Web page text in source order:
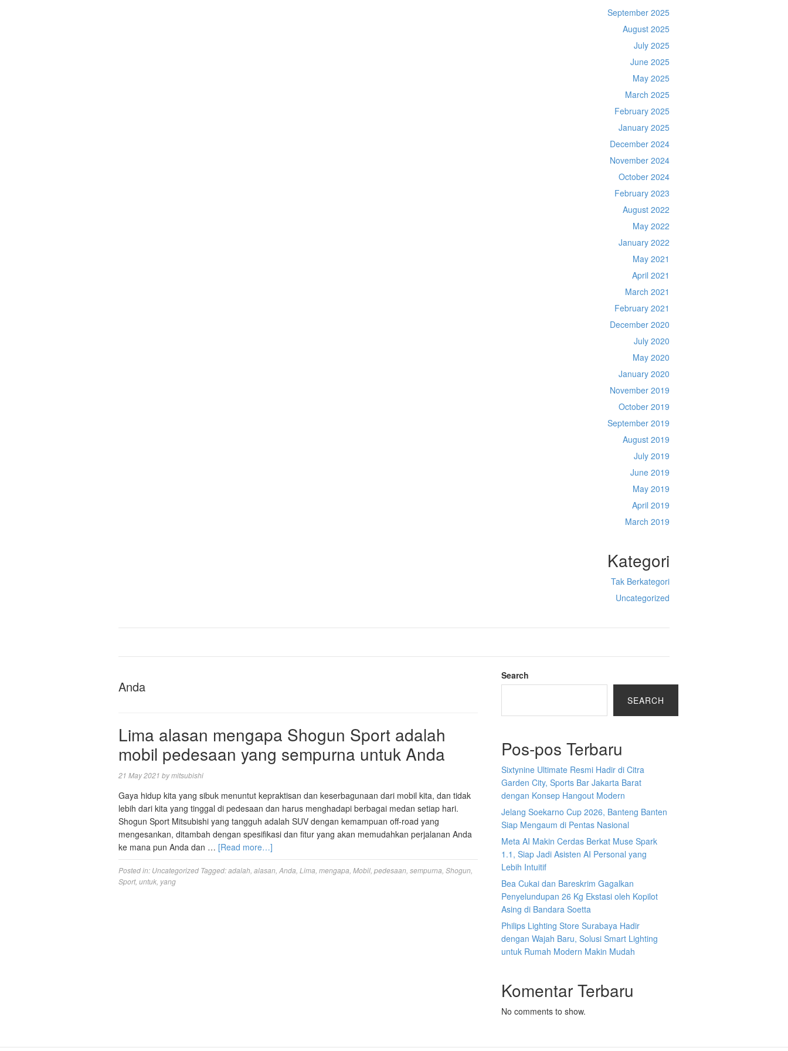
September 2025
August 2025
July 2025
June 2025
May 2025
March 2025
February 2025
January 2025
December 2024
November 2024
October 2024
February 2023
August 2022
May 2022
January 2022
May 2021
April 2021
March 2021
February 2021
December 2020
July 2020
May 2020
January 2020
November 2019
October 2019
September 2019
August 2019
July 2019
June 2019
May 2019
April 2019
March 2019
Kategori
Tak Berkategori
Uncategorized
Anda
Lima alasan mengapa Shogun Sport adalah
mobil pedesaan yang sempurna untuk Anda
21 May 2021 bymitsubishi
Gaya hidup kita yang sibuk menuntut kepraktisan dan keserbagunaan dari mobil kita, dan tidak
lebih dari kita yang tinggal di pedesaan dan harus menghadapi berbagai medan setiap hari.
Shogun Sport Mitsubishi yang tangguh adalah SUV dengan kemampuan off-road yang
mengesankan, ditambah dengan spesifikasi dan fitur yang akan memudahkan perjalanan Anda
ke mana pun Anda dan … [Read more…]
Posted in: Uncategorized Tagged:adalah alasan Anda Lima mengapa Mobil pedesaan sempurna Shogun
Sport, untuk yang
Search
SEARCH
Pos-pos Terbaru
Sixtynine Ultimate Resmi Hadir di Citra
Garden City, Sports Bar Jakarta Barat
dengan Konsep Hangout Modern
Jelang Soekarno Cup 2026, Banteng Banten
Siap Mengaum di Pentas Nasional
Meta AI Makin Cerdas Berkat Muse Spark
1.1, Siap Jadi Asisten AI Personal yang
Lebih Intuitif
Bea Cukai dan Bareskrim Gagalkan
Penyelundupan 26 Kg Ekstasi oleh Kopilot
Asing di Bandara Soetta
Philips Lighting Store Surabaya Hadir
dengan Wajah Baru, Solusi Smart Lighting
untuk Rumah Modern Makin Mudah
Komentar Terbaru
No comments to show.